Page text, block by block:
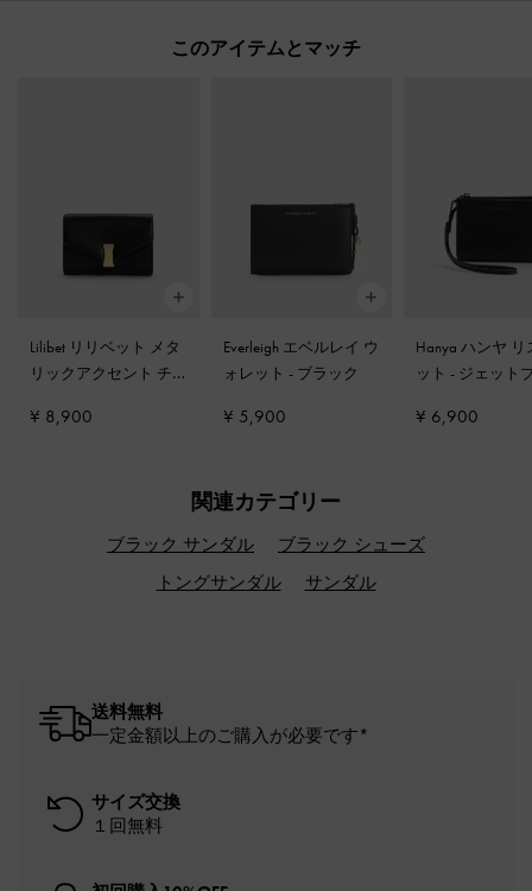
このアイテムとマッチ
Lilibet リリベット メタ
リックアクセント チ
レット-ブラック
¥ 8,900
Everleigh エベルレイ ウ
ォレット - ブラック
¥ 5,900
Hanya ハンヤ リ
ット- ジェット
¥ 6,900
関連カテゴリー
ブラック サンダル
ブラック シューズ
トングサンダル
サンダル
送料無料
一定金額以上のご購入が必要です*
サイズ交換
１回無料